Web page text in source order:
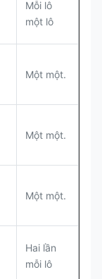
Mỗi lô
một lô
Một một.
Một một.
Một một.
Hai lần
mỗi lô